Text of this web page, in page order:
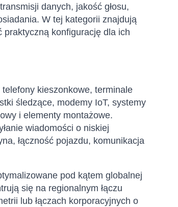
danych, jakość głosu,
W tej kategorii znajdują
konfigurację dla ich
kieszonkowe, terminale
śledzące, modemy IoT, systemy
i elementy montażowe.
wiadomości o niskiej
łączność pojazdu, komunikacja
pod kątem globalnej
się na regionalnym łączu
lub łączach korporacyjnych o